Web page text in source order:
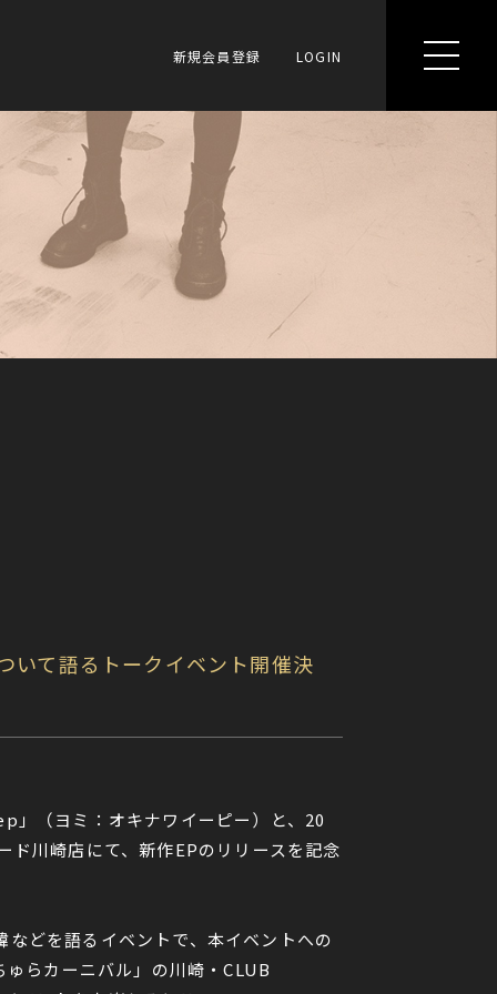
新規会員登録 LOGIN
いて語るトークイベント開催決
」（ヨミ：オキナワイーピー）と、20
ド川崎店にて、新作EPのリリースを記念
どを語るイベントで、 本イベントへの
らカーニバル」の川崎・CLUB